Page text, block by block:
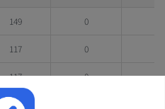
149 0
117 0
117 0
135